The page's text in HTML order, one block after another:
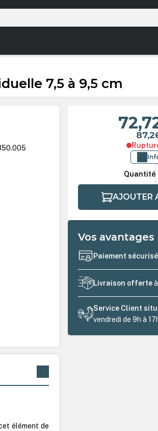
7,5 à 9,5 cm
Quantité
AJOUTER
Vos avantages
Paiement
Livraison offerte
Service Client
vendredi de 9h à
élément de